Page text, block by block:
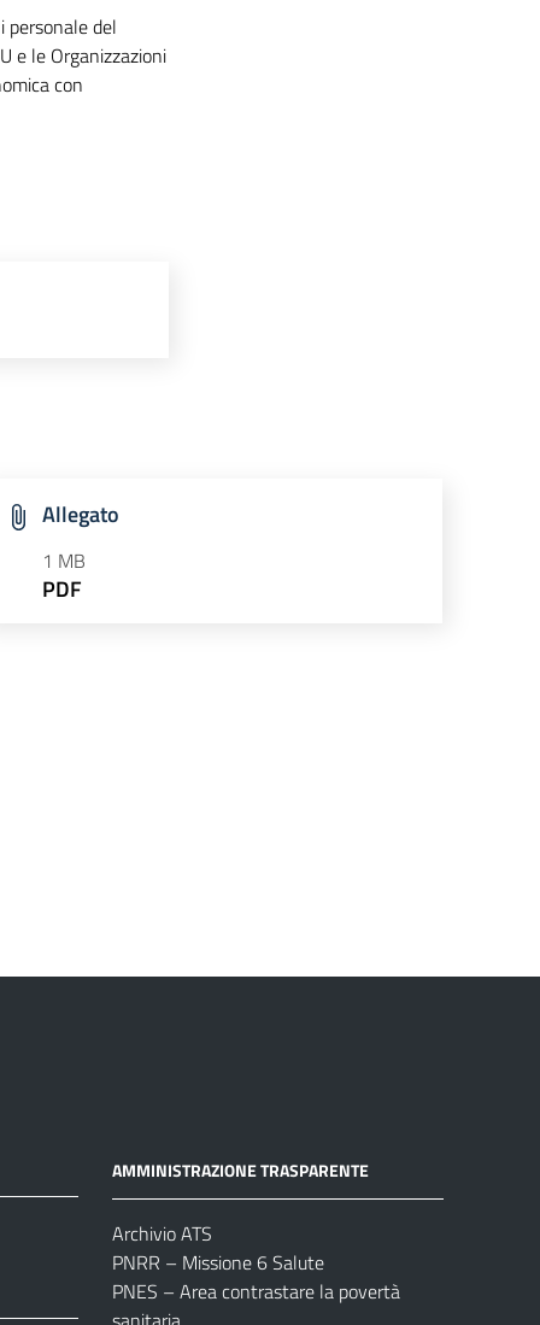
personale del
e le Organizzazioni
con
Allegato
1 MB
PDF
AMMINISTRAZIONE TRASPARENTE
Archivio ATS
PNRR – Missione 6 Salute
PNES – Area contrastare la povertà